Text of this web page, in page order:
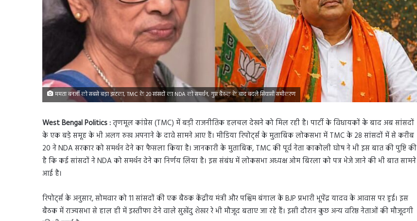
ममता बनर्जी को सबसे बड़ा झटका, TMC के 20 सांसदों का NDA को समर्थन, गुप्त बैठक के बाद बदले सियासी समीकरण
West Bengal Politics :तृणमूल कांग्रेस (TMC) में बड़ी राजनीतिक हलचल देखने को मिल रही है। पार्टी के विधायकों के बाद अब सांसदों
के एक बड़े समूह के भी अलग रुख अपनाने के दावे सामने आए हैं। मीडिया रिपोर्ट्स के मुताबिक लोकसभा में TMC के 28 सांसदों में से करीब
20 ने NDA सरकार को समर्थन देने का फैसला किया है। जानकारी के मुताबिक, TMC की पूर्व नेता काकोली घोष ने भी इस बात की पुष्टि की
है कि कई सांसदों ने NDA को समर्थन देने का निर्णय लिया है। इस संबंध में लोकसभा अध्यक्ष ओम बिरला को पत्र भेजे जाने की भी बात सामने
आई है।
रिपोर्ट्स के अनुसार, सोमवार को 11 सांसदों की एक बैठक केंद्रीय मंत्री और पश्चिम बंगाल के BJP प्रभारी भूपेंद्र यादव के आवास पर हुई। इस
बैठक में राज्यसभा से हाल ही में इस्तीफा देने वाले सुखेंदु शेखर रे भी मौजूद बताए जा रहे हैं। इसी दौरान कुछ अन्य वरिष्ठ नेताओं की मौजूदगी